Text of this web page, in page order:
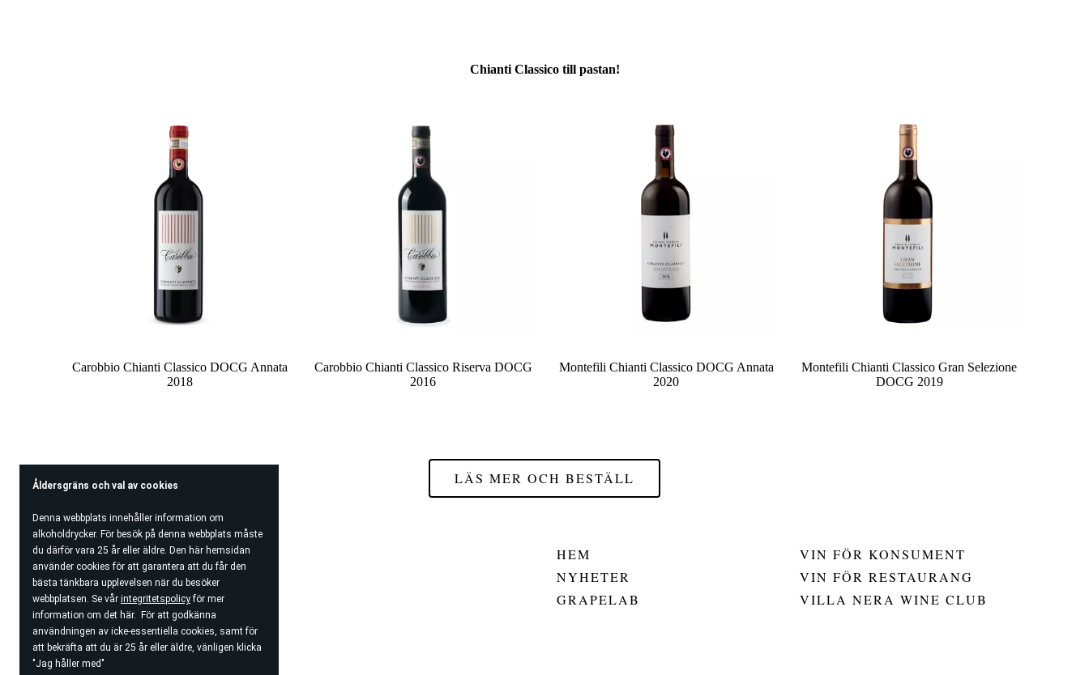
Åldersgräns och val av cookies
Denna webbplats innehåller information om
alkoholdrycker. För besök på denna webbplats måste
du därför vara 25 år eller äldre. Den här hemsidan
använder cookies för att garantera att du får den
bästa tänkbara upplevelsen när du besöker
webbplatsen. Se vår integritetspolicyför mer
information om det här. För att godkänna
användningen av icke-essentiella cookies, samt för
att bekräfta att du är 25 år eller äldre, vänligen klicka
"Jag håller med"
Chianti Classico till pastan!
Carobbio Chianti Classico DOCG Annata
2018
Carobbio Chianti Classico Riserva DOCG
2016
Montefili Chianti Classico DOCG Annata
2020
Montefili Chianti Classico Gran Selezione
DOCG 2019
LÄS MER OCH BESTÄLL
info@villanera.se
HEM
NYHETER
GRAPELAB
VIN FÖR KONSUMENT
VIN FÖR RESTAURANG
VILLA NERA WINE CLUB